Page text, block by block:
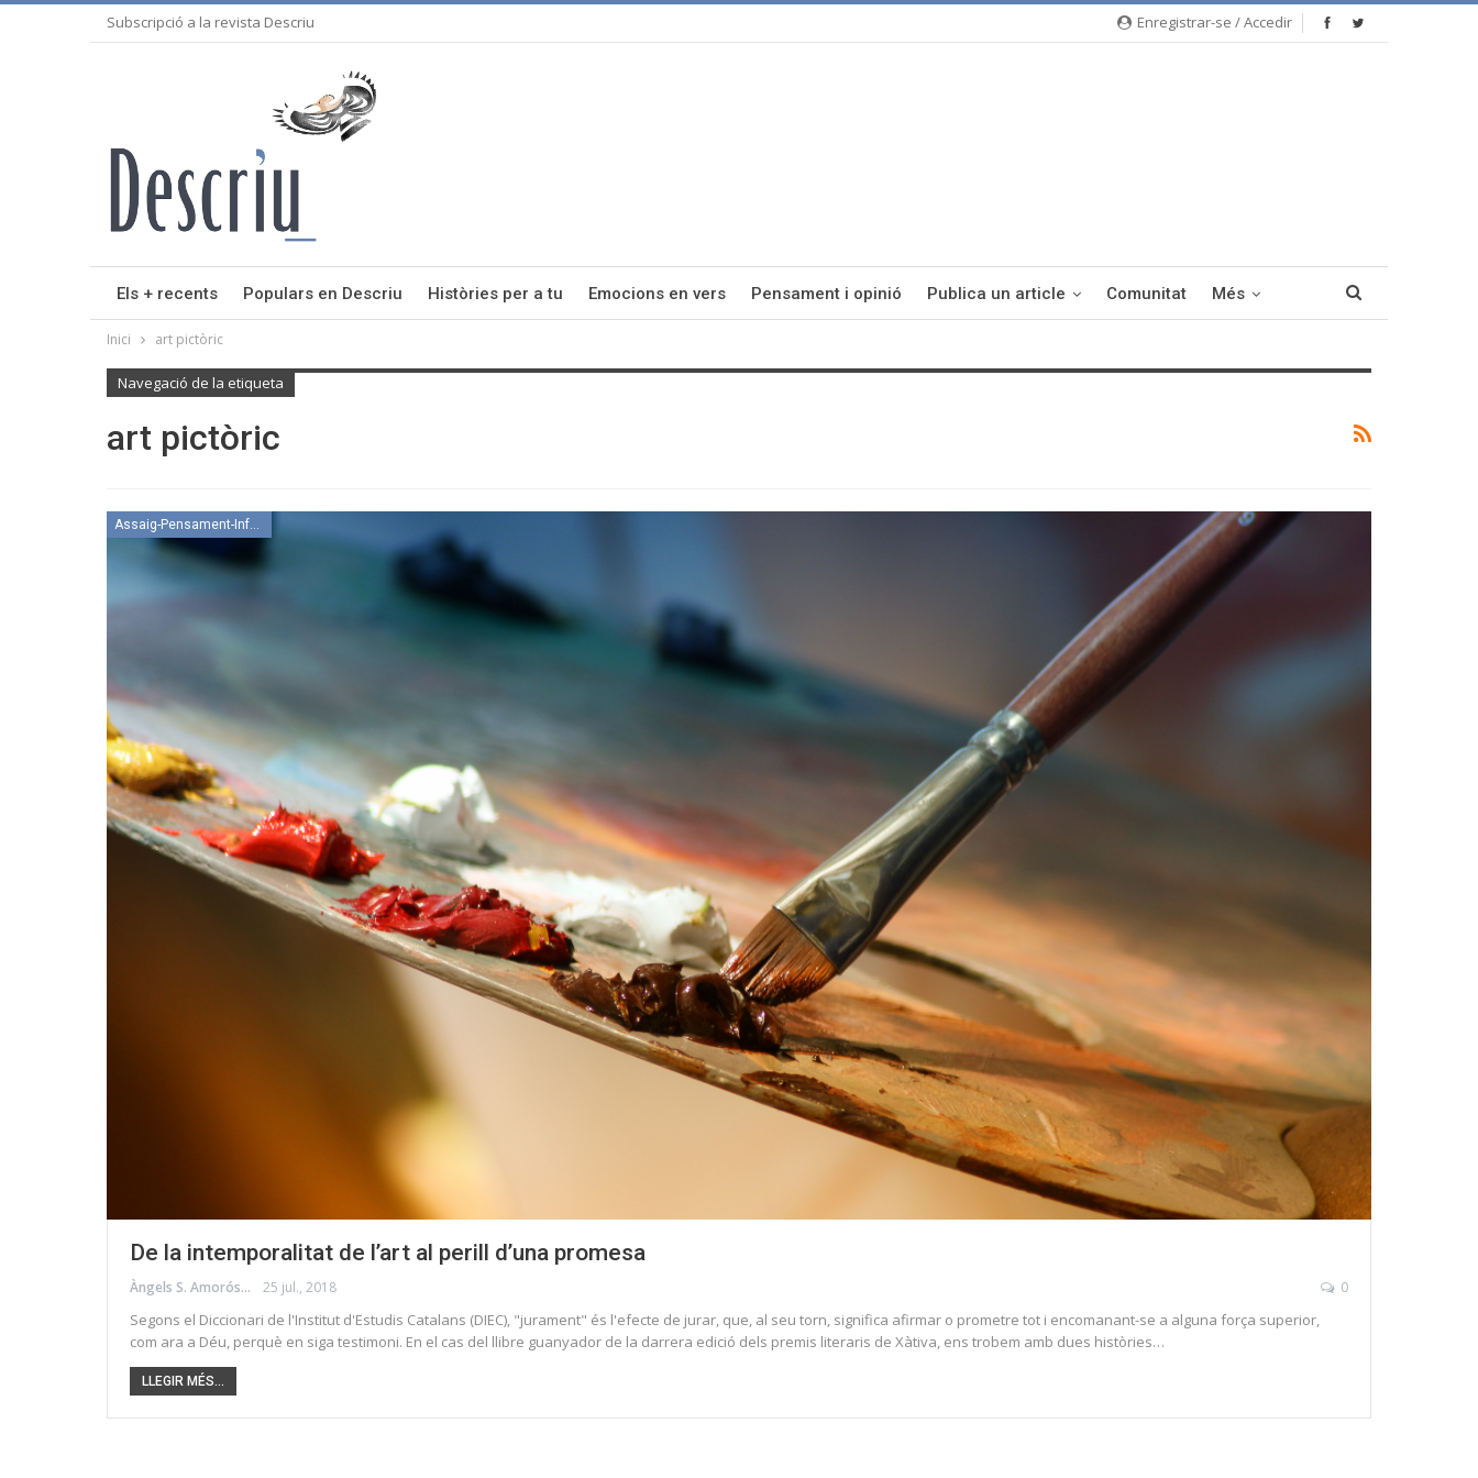
Enregistrar-se / Accedir
Subscripció a la revista Descriu
Els + recents Populars en Descriu Històries per a tu Emocions en vers Pensament i opinió Publica un article Comunitat Més
Inici art pictòric
Navegació de la etiqueta
art pictòric
Assaig-Pensament-Informació
De la intemporalitat de l’art al perill d’una promesa
Àngels S. Amorós 25 jul., 2018 0
Segons el Diccionari de l'Institut d'Estudis Catalans (DIEC), "jurament" és l'efecte de jurar, que, al seu torn, significa afirmar o prometre tot i encomanant-se a alguna força superior,
com ara a Déu, perquè en siga testimoni. En el cas del llibre guanyador de la darrera edició dels premis literaris de Xàtiva, ens trobem amb dues històries…
LLEGIR MÉS...